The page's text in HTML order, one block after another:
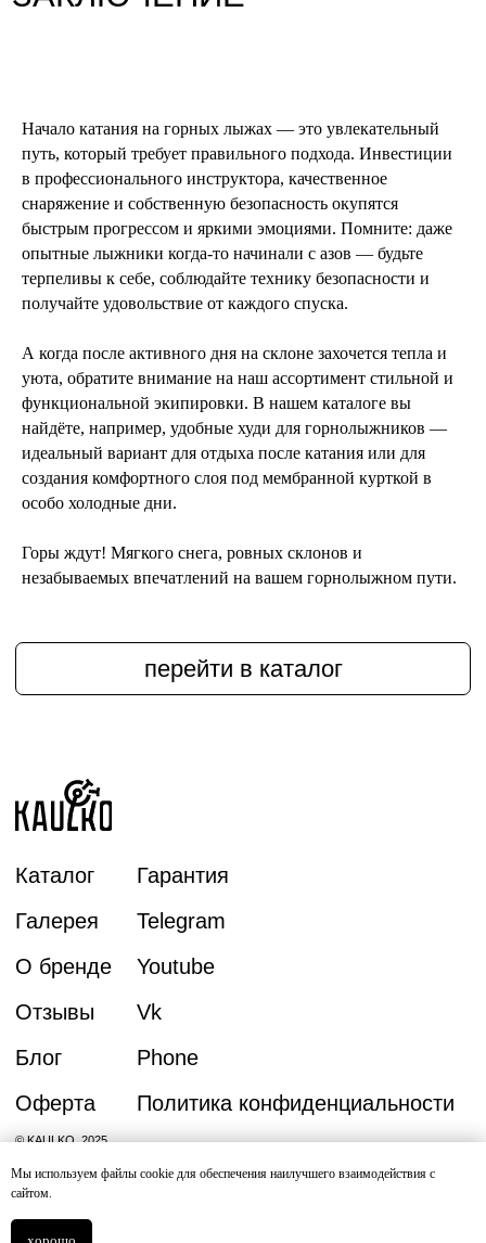
Мы используем файлы cookie для обеспечения наилучшего взаимодействия с
сайтом.
Начало катания на горных лыжах — это увлекательный
путь, который требует правильного подхода. Инвестиции
в профессионального инструктора, качественное
снаряжение и собственную безопасность окупятся
быстрым прогрессом и яркими эмоциями. Помните: даже
опытные лыжники когда-то начинали с азов — будьте
терпеливы к себе, соблюдайте технику безопасности и
получайте удовольствие от каждого спуска.
А когда после активного дня на склоне захочется тепла и
уюта, обратите внимание на наш ассортимент стильной и
функциональной экипировки. В нашем каталоге вы
найдёте, например, удобные худи для горнолыжников —
идеальный вариант для отдыха после катания или для
создания комфортного слоя под мембранной курткой в
особо холодные дни.
Горы ждут! Мягкого снега, ровных склонов и
незабываемых впечатлений на вашем горнолыжном пути.